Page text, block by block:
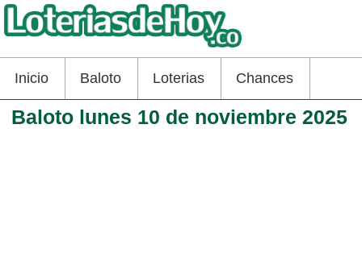
Inicio Baloto Loterias Chances
Baloto lunes 10 de noviembre 2025